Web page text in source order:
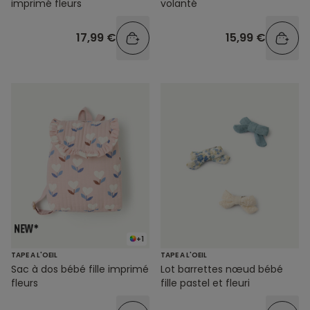
imprimé fleurs
17,99 €
volanté
15,99 €
+1
TAPE A L'OEIL
Sac à dos bébé fille imprimé
fleurs
TAPE A L'OEIL
Lot barrettes nœud bébé
fille pastel et fleuri